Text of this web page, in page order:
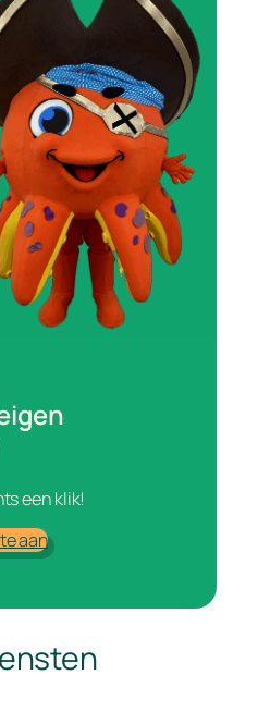
een klik!
aan